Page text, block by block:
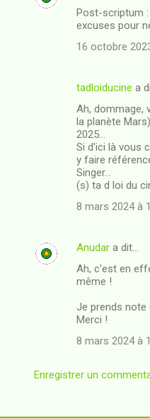
Post-scriptum :
excuses pour
16 octobre
tadloiducine a
Ah, dommage,
la planète
2025...
Si d'ici là vous
y faire
Singer...
(s) ta d loi du
8 mars 2024 à
Anudar a dit…
Ah, c'est en
même !
Je prends note
Merci !
8 mars 2024 à
Enregistrer un